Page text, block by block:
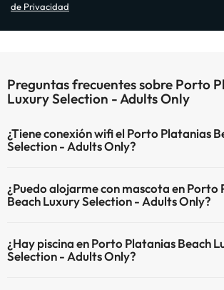
de Privacidad
Preguntas frecuentes sobre Porto
Luxury Selection - Adults Only
¿Tiene conexión wifi el Porto Platanias
Selection - Adults Only?
Wi-Fi.
¿Puedo alojarme con mascota en Porto
Beach Luxury Selection - Adults Only?
admiten mascotas.
¿Hay piscina en Porto Platanias Beach
Selection - Adults Only?